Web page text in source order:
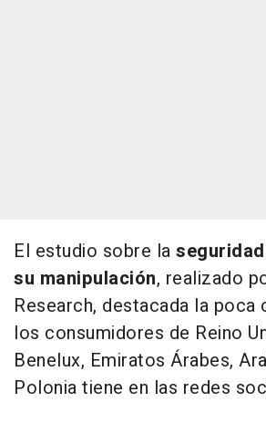
El estudio sobre la
su manipulación, realizado
Research, destacada la poca
los consumidores de Reino
Benelux, Emiratos Árabes,
Polonia tiene en las redes